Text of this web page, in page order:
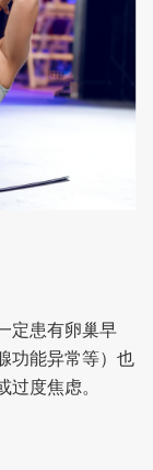
患有卵巢早
功能异常等）也
度焦虑。